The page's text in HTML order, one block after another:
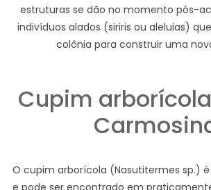
estruturas se dão no momento pós-
indivíduos alados (siriris ou aleluias)
colônia para construir uma
Cupim
O cupim arborícola (Nasutitermes sp.) é
e pode ser encontrado em